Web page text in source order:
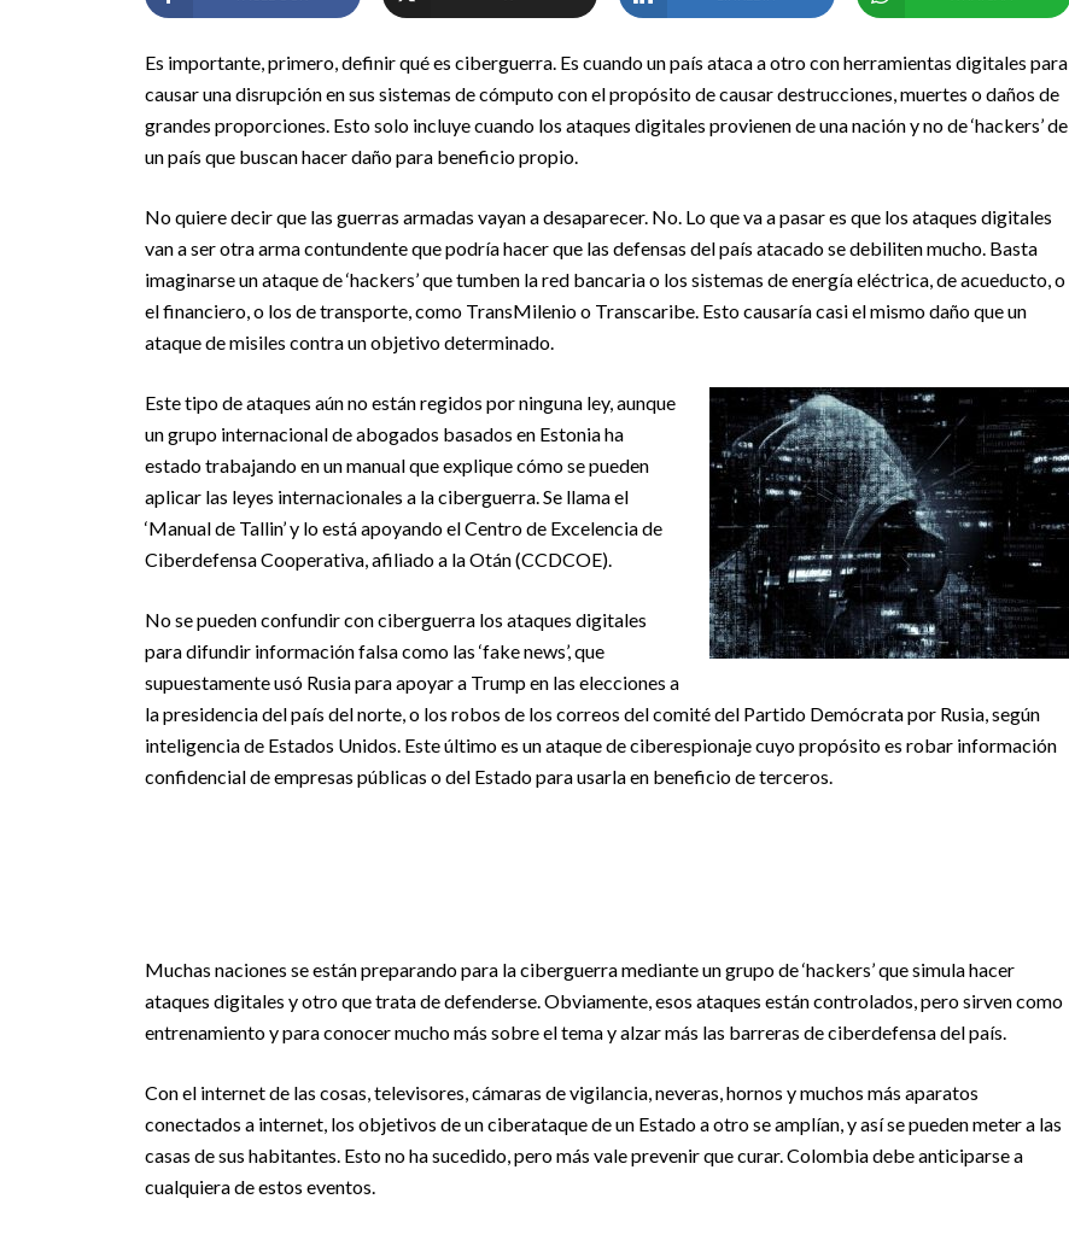
Es importante, primero, definir qué es ciberguerra. Es cuando un país ataca a otro con herramientas digitales para
causar una disrupción en sus sistemas de cómputo con el propósito de causar destrucciones, muertes o daños de
grandes proporciones. Esto solo incluye cuando los ataques digitales provienen de una nación y no de ‘hackers’ de
un país que buscan hacer daño para beneficio propio.
No quiere decir que las guerras armadas vayan a desaparecer. No. Lo que va a pasar es que los ataques digitales
van a ser otra arma contundente que podría hacer que las defensas del país atacado se debiliten mucho. Basta
imaginarse un ataque de ‘hackers’ que tumben la red bancaria o los sistemas de energía eléctrica, de acueducto, o
el financiero, o los de transporte, como TransMilenio o Transcaribe. Esto causaría casi el mismo daño que un
ataque de misiles contra un objetivo determinado.
Este tipo de ataques aún no están regidos por ninguna ley, aunque
un grupo internacional de abogados basados en Estonia ha
estado trabajando en un manual que explique cómo se pueden
aplicar las leyes internacionales a la ciberguerra. Se llama el
‘Manual de Tallin’ y lo está apoyando el Centro de Excelencia de
Ciberdefensa Cooperativa, afiliado a la Otán (CCDCOE).
No se pueden confundir con ciberguerra los ataques digitales
para difundir información falsa como las ‘fake news’, que
supuestamente usó Rusia para apoyar a Trump en las elecciones a
la presidencia del país del norte, o los robos de los correos del comité del Partido Demócrata por Rusia, según
inteligencia de Estados Unidos. Este último es un ataque de ciberespionaje cuyo propósito es robar información
confidencial de empresas públicas o del Estado para usarla en beneficio de terceros.
Muchas naciones se están preparando para la ciberguerra mediante un grupo de ‘hackers’ que simula hacer
ataques digitales y otro que trata de defenderse. Obviamente, esos ataques están controlados, pero sirven como
entrenamiento y para conocer mucho más sobre el tema y alzar más las barreras de ciberdefensa del país.
Con el internet de las cosas, televisores, cámaras de vigilancia, neveras, hornos y muchos más aparatos
conectados a internet, los objetivos de un ciberataque de un Estado a otro se amplían, y así se pueden meter a las
casas de sus habitantes. Esto no ha sucedido, pero más vale prevenir que curar. Colombia debe anticiparse a
cualquiera de estos eventos.